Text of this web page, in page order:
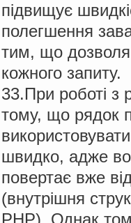
підвищує
полегшення
тим, що
кожного запиту.
33.При роботі з
тому, що рядок
швидко, адже
повертає вже
(внутрішня
PHP). Однак